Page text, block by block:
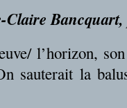
Bancquart,
l’horizon,
sauterait la